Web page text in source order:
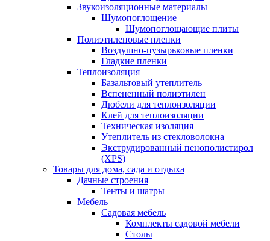
Звукоизоляционные материалы
Шумопоглощение
Шумопоглощающие плиты
Полиэтиленовые пленки
Воздушно-пузырьковые пленки
Гладкие пленки
Теплоизоляция
Базальтовый утеплитель
Вспененный полиэтилен
Дюбели для теплоизоляции
Клей для теплоизоляции
Техническая изоляция
Утеплитель из стекловолокна
Экструдированный пенополистирол
(XPS)
Товары для дома, сада и отдыха
Дачные строения
Тенты и шатры
Мебель
Садовая мебель
Комплекты садовой мебели
Столы